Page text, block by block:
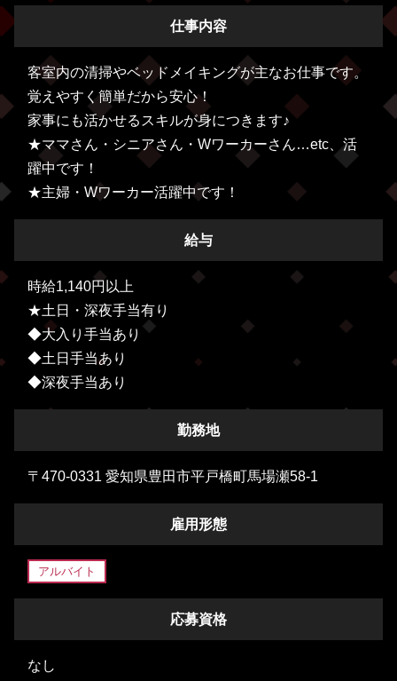
仕事内容
客室内の清掃やベッドメイキングが主なお仕事です。
覚えやすく簡単だから安心！
家事にも活かせるスキルが身につきます♪
★ママさん・シニアさん・Wワーカーさん…etc、活
躍中です！
★主婦・Wワーカー活躍中です！
給与
時給1,140円以上
★土日・深夜手当有り
◆大入り手当あり
◆土日手当あり
◆深夜手当あり
勤務地
〒470-0331 愛知県豊田市平戸橋町馬場瀬58-1
雇用形態
アルバイト
応募資格
なし